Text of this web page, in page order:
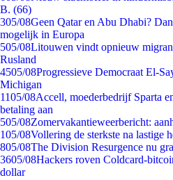
B. (66)
305/08Geen Qatar en Abu Dhabi?
mogelijk in Europa
505/08Litouwen vindt opnieuw
Rusland
4505/08Progressieve Democraat El-
Michigan
1105/08Accell, moederbedrijf Sparta
betaling aan
505/08Zomervakantieweerbericht:
105/08Vollering de sterkste na lastige
805/08The Division Resurgence nu
3605/08Hackers roven Coldcard-
dollar